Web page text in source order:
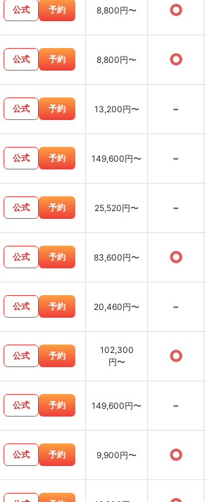
公式 予約 8,800円〜 ○
公式 予約 8,800円〜 ○
公式 予約 13,200円〜 -
公式 予約 149,600円〜 -
公式 予約 25,520円〜 -
公式 予約 83,600円〜 ○
公式 予約 20,460円〜 -
公式 予約
102,300
円〜
○
公式 予約 149,600円〜 -
公式 予約 9,900円〜 ○